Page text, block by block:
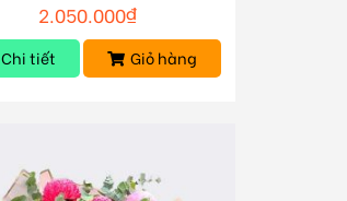
2.050.000₫
Chi tiết Giỏ hàng